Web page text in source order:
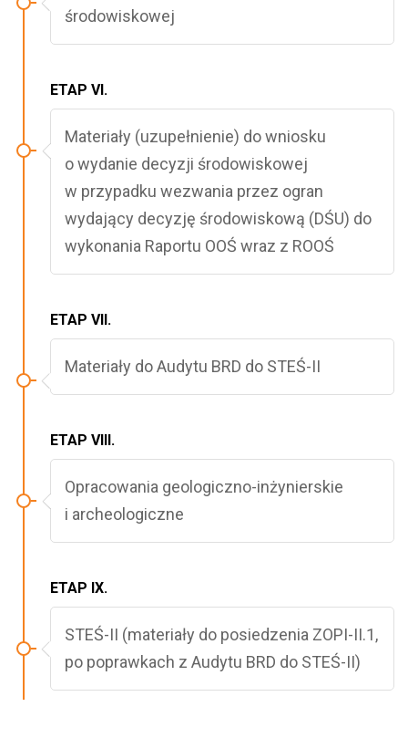
środowiskowej
ETAP VI.
Materiały (uzupełnienie) do wniosku
o wydanie decyzji środowiskowej
w przypadku wezwania przez ogran
wydający decyzję środowiskową (DŚU) do
wykonania Raportu OOŚ wraz z ROOŚ
ETAP VII.
Materiały do Audytu BRD do STEŚ-II
ETAP VIII.
Opracowania geologiczno-inżynierskie
i archeologiczne
ETAP IX.
STEŚ-II (materiały do posiedzenia ZOPI-II.1,
po poprawkach z Audytu BRD do STEŚ-II)